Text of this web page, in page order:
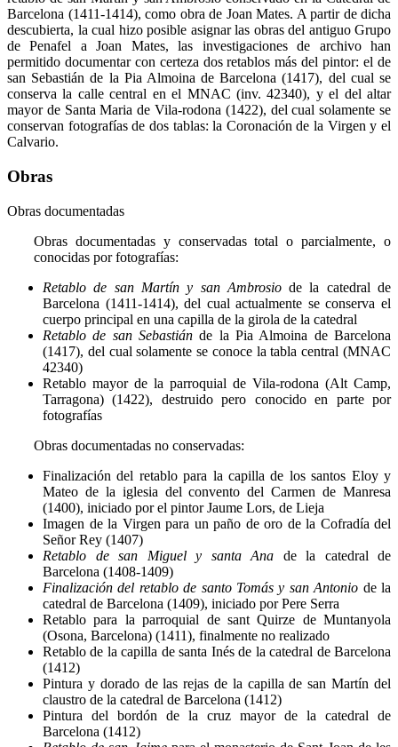
Barcelona (1411-1414), como obra de Joan Mates. A partir de dicha
descubierta, la cual hizo posible asignar las obras del antiguo Grupo
de Penafel a Joan Mates, las investigaciones de archivo han
permitido documentar con certeza dos retablos más del pintor: el de
san Sebastián de la Pia Almoina de Barcelona (1417), del cual se
conserva la calle central en el MNAC (inv. 42340), y el del altar
mayor de Santa Maria de Vila-rodona (1422), del cual solamente se
conservan fotografías de dos tablas: la Coronación de la Virgen y el
Calvario.
Obras
Obras documentadas
Obras documentadas y conservadas total o parcialmente, o
conocidas por fotografías:
Retablo de san Martín y san Ambrosiode la catedral de
Barcelona (1411-1414), del cual actualmente se conserva el
cuerpo principal en una capilla de la girola de la catedral
Retablo de san Sebastiánde la Pia Almoina de Barcelona
(1417), del cual solamente se conoce la tabla central (MNAC
42340)
Retablo mayor de la parroquial de Vila-rodona (Alt Camp,
Tarragona) (1422), destruido pero conocido en parte por
fotografías
Obras documentadas no conservadas:
Finalización del retablo para la capilla de los santos Eloy y
Mateo de la iglesia del convento del Carmen de Manresa
(1400), iniciado por el pintor Jaume Lors, de Lieja
Imagen de la Virgen para un paño de oro de la Cofradía del
Señor Rey (1407)
Retablo de san Miguel y santa Ana de la catedral de
Barcelona (1408-1409)
Finalización del retablo de santo Tomás y san Antonio de la
catedral de Barcelona (1409), iniciado por Pere Serra
Retablo para la parroquial de sant Quirze de Muntanyola
(Osona, Barcelona) (1411), finalmente no realizado
Retablo de la capilla de santa Inés de la catedral de Barcelona
(1412)
Pintura y dorado de las rejas de la capilla de san Martín del
claustro de la catedral de Barcelona (1412)
Pintura del bordón de la cruz mayor de la catedral de
Barcelona (1412)